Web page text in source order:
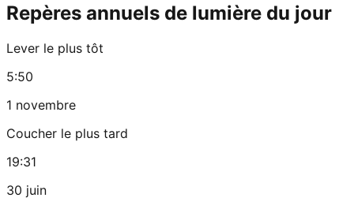
Repères annuels de lumière du jour
Lever le plus tôt
5:50
1 novembre
Coucher le plus tard
19:31
30 juin